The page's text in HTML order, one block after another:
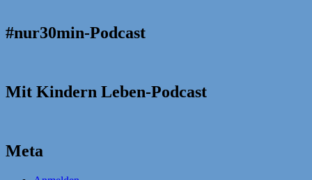
#nur30min-Podcast
Mit Kindern Leben-Podcast
Meta